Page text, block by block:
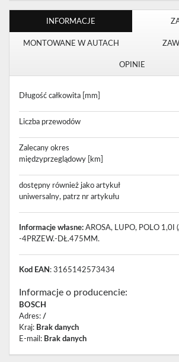
INFORMACJE
MONTOWANE W AUTACH
OPINIE
Długość całkowita [mm]
Liczba przewodów
Zalecany okres
międzyprzeglądowy [km]
dostępny również jako artykuł
uniwersalny, patrz nr artykułu
Informacje własne: AROSA, LUPO, POLO 1,0I
-4PRZEW.-DŁ.475MM.
Kod EAN : 3165142573434
Informacje o producencie:
BOSCH
Adres: /
Kraj: Brak danych
E-mail : Brak danych